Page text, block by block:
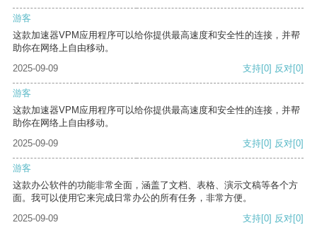
游客
这款加速器VPM应用程序可以给你提供最高速度和安全性的连接，并帮
助你在网络上自由移动。
2025-09-09
支持[0] 反对[0]
游客
这款加速器VPM应用程序可以给你提供最高速度和安全性的连接，并帮
助你在网络上自由移动。
2025-09-09
支持[0] 反对[0]
游客
这款办公软件的功能非常全面，涵盖了文档、表格、演示文稿等各个方
面。我可以使用它来完成日常办公的所有任务，非常方便。
2025-09-09
支持[0] 反对[0]